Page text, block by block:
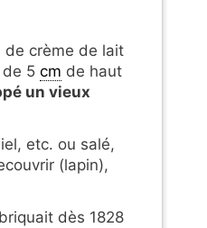
de crème de lait
de 5 cm de haut
un vieux
etc. ou salé,
(lapin),
dès 1828